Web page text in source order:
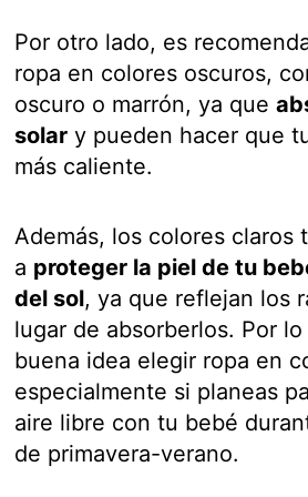
Por otro lado, es
ropa en colores oscuros,
oscuro o marrón, ya que
solar y pueden hacer que
más caliente.
Además, los colores claros
a proteger la piel de tu
del sol, ya que reflejan los
lugar de absorberlos. Por
buena idea elegir ropa en
especialmente si planeas
aire libre con tu bebé
de primavera-verano.